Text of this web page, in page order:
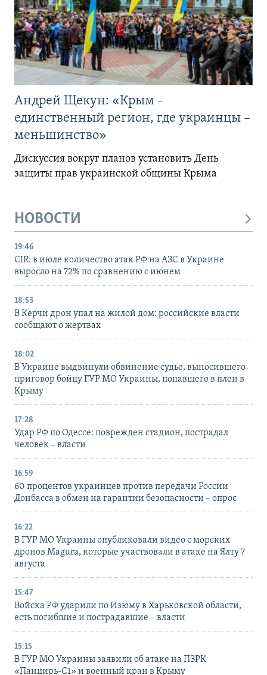
Андрей Щекун: «Крым –
единственный регион, где украинцы –
меньшинство»
Дискуссия вокруг планов установить День
защиты прав украинской общины Крыма
НОВОСТИ
19:46
CIR: в июле количество атак РФ на АЗС в Украине
выросло на 72% по сравнению с июнем
18:53
В Керчи дрон упал на жилой дом: российские власти
сообщают о жертвах
18:02
В Украине выдвинули обвинение судье, выносившего
приговор бойцу ГУР МО Украины, попавшего в плен в
Крыму
17:28
Удар РФ по Одессе: поврежден стадион, пострадал
человек – власти
16:59
60 процентов украинцев против передачи России
Донбасса в обмен на гарантии безопасности – опрос
16:22
В ГУР МО Украины опубликовали видео с морских
дронов Magura, которые участвовали в атаке на Ялту 7
августа
15:47
Войска РФ ударили по Изюму в Харьковской области,
есть погибшие и пострадавшие – власти
15:15
В ГУР МО Украины заявили об атаке на ПЗРК
«Панцирь-С1» и военный кран в Крыму